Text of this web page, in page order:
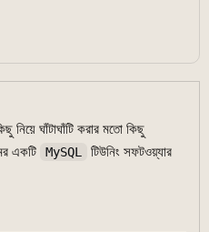
নিয়ে ঘাঁটাঘাঁটি করার মতো কিছু
একটি MySQL
টিউনিং সফটওয়্যার